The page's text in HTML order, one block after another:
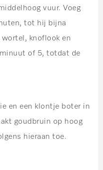
vuur. Voeg
tot hij bijna
wortel, knoflook en
of 5, totdat de
en een klontje boter in
goudbruin op hoog
hieraan toe.